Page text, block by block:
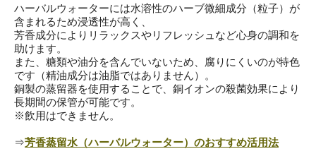
ハーバルウォーターには水溶性のハーブ微細成分（粒子）が
含まれるため浸透性が高く、
芳香成分によりリラックスやリフレッシュなど心身の調和を
助けます。
また、糖類や油分を含んでいないため、腐りにくいのが特色
です（精油成分は油脂ではありません）。
銅製の蒸留器を使用することで、銅イオンの殺菌効果により
長期間の保管が可能です。
※飲用はできません。
⇒芳香蒸留水（ハーバルウォーター）のおすすめ活用法